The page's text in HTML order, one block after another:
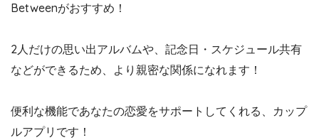
Betweenがおすすめ！
2人だけの思い出アルバムや、記念日・スケジュール共有
などができるため、より親密な関係になれます！
便利な機能であなたの恋愛をサポートしてくれる、カップ
ルアプリです！